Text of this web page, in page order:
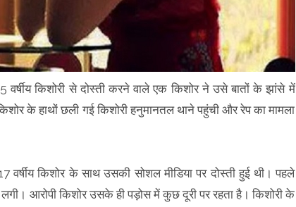
किशोरी से दोस्ती करने वाले एक किशोर ने उसे बातों के झांसे में
के हाथों छली गई किशोरी हनुमानतल थाने पहुंची और रेप का मामला
वर्षीय किशोर के साथ उसकी सोशल मीडिया पर दोस्ती हुई थी। पहले
आरोपी किशोर उसके ही पड़ोस में कुछ दूरी पर रहता है। किशोरी के